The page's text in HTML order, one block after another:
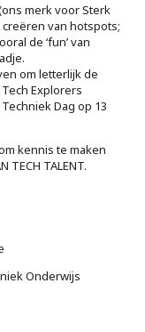
merk voor Sterk
van hotspots;
de ‘fun’ van
om letterlijk de
Explorers
Dag op 13
kennis te maken
TECH TALENT.
Onderwijs